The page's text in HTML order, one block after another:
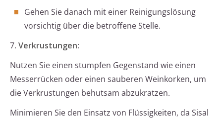
Gehen Sie danach mit einer Reinigungslösung
vorsichtig über die betroffene Stelle.
7. Verkrustungen:
Nutzen Sie einen stumpfen Gegenstand wie einen
Messerrücken oder einen sauberen Weinkorken, um
die Verkrustungen behutsam abzukratzen.
Minimieren Sie den Einsatz von Flüssigkeiten, da Sisal